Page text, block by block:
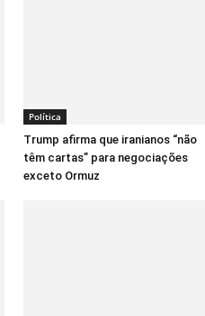
Política
Trump afirma que iranianos “não
têm cartas” para negociações
exceto Ormuz